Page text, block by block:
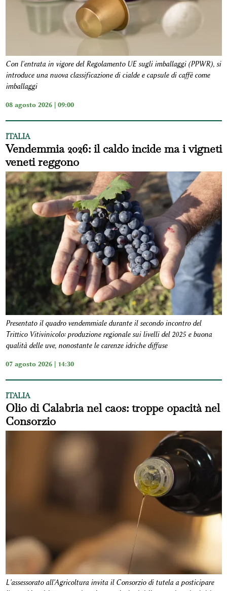
Con l'entrata in vigore del Regolamento UE sugli imballaggi (PPWR), si
introduce una nuova classificazione di cialde e capsule di caffè come
imballaggi
08 agosto 2026 | 09:00
ITALIA
Vendemmia 2026: il caldo incide ma i vigneti
veneti reggono
Presentato il quadro vendemmiale durante il secondo incontro del
Trittico Vitivinicolo: produzione regionale sui livelli del 2025 e buona
qualità delle uve, nonostante le carenze idriche diffuse
07 agosto 2026 | 14:30
ITALIA
Olio di Calabria nel caos: troppe opacità nel
Consorzio
L'assessorato all'Agricoltura invita il Consorzio di tutela a posticipare